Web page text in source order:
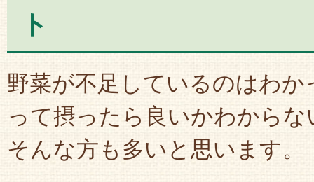
ト
野菜が不足しているのはわ
って摂ったら良いかわからな
そんな方も多いと思います。